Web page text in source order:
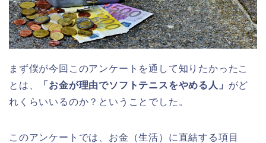
まず僕が今回このアンケートを通して知りたかったこ
とは、
「お金が理由でソフトテニスをやめる人」 がど
れくらいいるのか？ということでした。
このアンケートでは、お金（生活）に直結する項目